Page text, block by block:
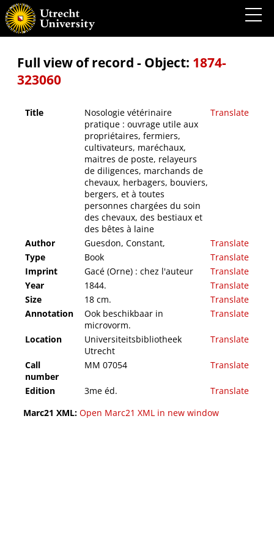
Nosologie vétérinaire pratique : ouvrage utile aux propriétaires, fermiers, cultivateurs,
maréchaux, maitres de poste, relayeurs de diligences, marchands de chevaux,
herbagers, bouviers, bergers, et à toutes personnes chargées du soin des chevaux, des
bestiaux et des bêtes à laine
Full view of record - Object: 1874-
323060
Title
Nosologie vétérinaire
pratique : ouvrage utile aux
propriétaires, fermiers,
cultivateurs, maréchaux,
maitres de poste, relayeurs
de diligences, marchands de
chevaux, herbagers, bouviers,
bergers, et à toutes
personnes chargées du soin
des chevaux, des bestiaux et
des bêtes à laine
Translate
Author Guesdon, Constant,
Translate
Type
Book
Translate
Imprint
Gacé (Orne) : chez l'auteur
Translate
Year
1844.
Translate
Size
18 cm.
Translate
Annotation
Ook beschikbaar in
microvorm.
Translate
Location
Universiteitsbibliotheek
Utrecht
Translate
Call
number
MM 07054 Translate
Edition 3me éd.
Translate
Marc21 XML: Open Marc21 XML in new window